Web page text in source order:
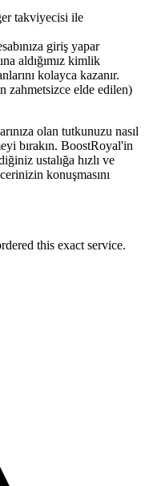
takviyecisi ile
giriş yapar
aldığımız kimlik
kolayca kazanır.
zahmetsizce elde edilen)
olan tutkunuzu nasıl
bırakın. BoostRoyal'in
ustalığa hızlı ve
konuşmasını
this exact service.